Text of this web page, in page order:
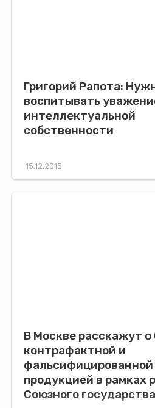
Григорий Рапота:
воспитывать
интеллектуальной
собственности
15.12.2015
В Москве расскажут о
контрафактной и
фальсифицированной
продукцией в рамках
Союзного